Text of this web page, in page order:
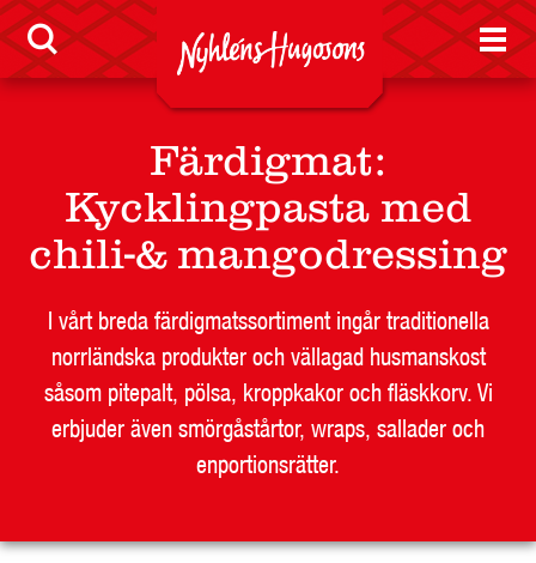
Färdigmat:
Kycklingpasta med
chili-& mangodressing
I vårt breda färdigmatssortiment ingår traditionella
norrländska produkter och vällagad husmanskost
såsom pitepalt, pölsa, kroppkakor och fläskkorv. Vi
erbjuder även smörgåstårtor, wraps, sallader och
enportionsrätter.